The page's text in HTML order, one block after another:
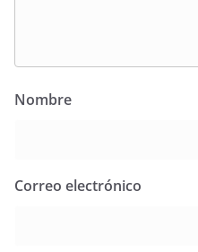
Nombre
Correo electrónico